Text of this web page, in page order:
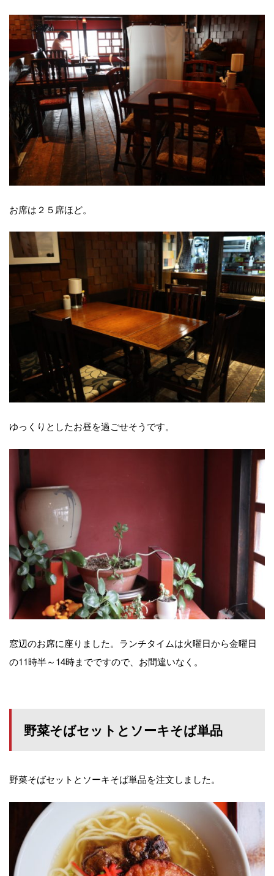
お席は２５席ほど。
ゆっくりとしたお昼を過ごせそうです。
窓辺のお席に座りました。ランチタイムは火曜日から金曜日
の11時半～14時までですので、お間違いなく。
野菜そばセットとソーキそば単品
野菜そばセットとソーキそば単品を注文しました。